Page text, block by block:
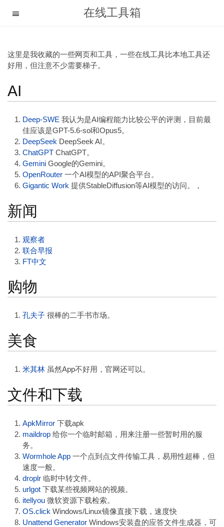
在线工具箱
这里是我收藏的一些网页和工具，一些在线工具比本地工具还
好用，但注意不少需要梯子。
AI
Deep-SWE 我认为是AI编程能力比较公平的评测，目前最
佳应该是GPT-5.6-sol和Opus5。
DeepSeek DeepSeek AI。
ChatGPT ChatGPT。
Gemini Google的Gemini。
OpenRouter 一个AI模型的API聚合平台。
Gigantic Work 提供StableDiffusion等AI模型的访问。，
新闻
观察者
联合早报
FT中文
购物
孔夫子 很棒的二手书市场。
美食
米其林 虽然App不好用，官网还可以。
文件和下载
ApkMirror 下载apk
maildrop 给你一个临时邮箱，用来注册一些暂时用的服
务。
Wormhole App 一个点到点文件传输工具，易用性超棒，但
速度一般。
droplr 临时中转文件。
urlgot 下载某些视频网站的视频。
itellyou 微软资源下载检索。
OS.click Windows/Linux镜像直接下载，速度快
Unattend Generator Windows安装盘的应答文件生成器，可